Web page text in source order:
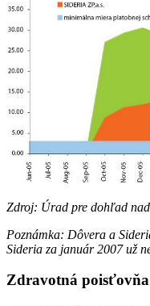
Zdroj: Úrad pre dohľad
Poznámka: Dôvera a
Sideria za január 2007 už
Zdravotná